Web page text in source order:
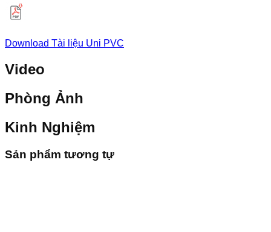
Download Tài liệu Uni PVC
Video
Phòng Ảnh
Kinh Nghiệm
Sản phẩm tương tự